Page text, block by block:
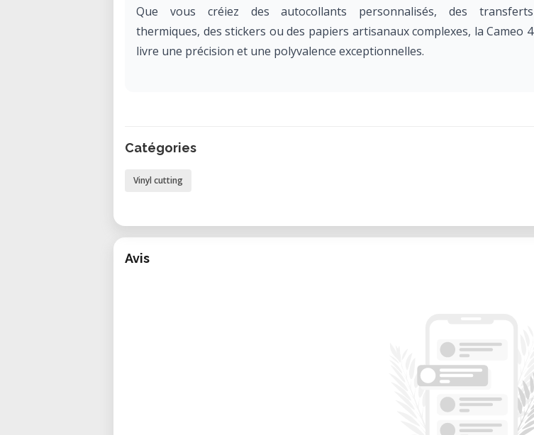
Que vous créiez des autocollants personnalisés, des transferts
thermiques, des stickers ou des papiers artisanaux complexes, la Cameo 4
livre une précision et une polyvalence exceptionnelles.
jusqu'à 3 mètres de longueur (avec un alimentateur de rouleau).
pour la Cameo 3) pour des matériaux plus épais comme le cuir, le
AutoBlade 2 : Ajustement automatique de la profondeur pour une
Alimentateur de rouleau intégré & Coupeur transversal : Chargez et
découpez facilement de longs rouleaux de vinyle ou de HTV pour des
Catégories
Vinyl cutting
Avis